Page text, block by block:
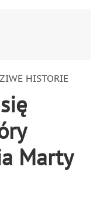
HISTORIE
Marty